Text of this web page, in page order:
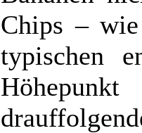
Chips –
typischen